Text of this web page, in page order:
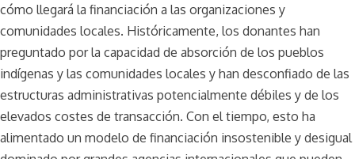
cómo llegará la financiación a las organizaciones y
comunidades locales. Históricamente, los donantes han
preguntado por la capacidad de absorción de los pueblos
indígenas y las comunidades locales y han desconfiado de las
estructuras administrativas potencialmente débiles y de los
elevados costes de transacción. Con el tiempo, esto ha
alimentado un modelo de financiación insostenible y desigual